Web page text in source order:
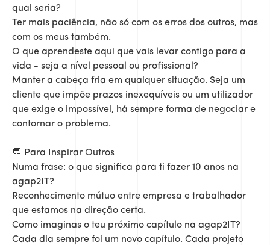
qual seria?
Ter mais paciência, não só com os erros dos outros, mas
com os meus também.
O que aprendeste aqui que vais levar contigo para a
vida - seja a nível pessoal ou profissional?
Manter a cabeça fria em qualquer situação. Seja um
cliente que impõe prazos inexequíveis ou um utilizador
que exige o impossível, há sempre forma de negociar e
contornar o problema.
💬 Para Inspirar Outros
Numa frase: o que significa para ti fazer 10 anos na
agap2IT?
Reconhecimento mútuo entre empresa e trabalhador
que estamos na direção certa.
Como imaginas o teu próximo capítulo na agap2IT?
Cada dia sempre foi um novo capítulo. Cada projeto